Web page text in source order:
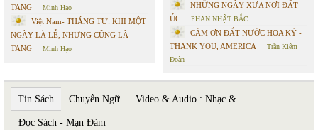
TANG
Minh Hạo
Việt Nam- THÁNG TƯ: KHI MỘT
NGÀY LÀ LỄ, NHƯNG CŨNG LÀ
TANG
Minh Hạo
NHỮNG NGÀY XƯA NƠI ĐẤT
ÚC
PHAN NHẬT BẮC
CÁM ƠN ĐẤT NƯỚC HOA KỲ -
THANK YOU, AMERICA
Trần Kiêm
Đoàn
Tin Sách Chuyển Ngữ Video & Audio : Nhạc & . . .
Đọc Sách - Mạn Đàm